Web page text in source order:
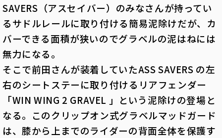
SAVERS（アスセイバー）のみなさんが持ってい
るサドルレールに取り付ける簡易泥除けだが、カ
バーできる面積が狭いのでグラベルの泥はねには
無力になる。
そこで前田さんが装着していたASS SAVERS の左
右のシートステーに取り付けるリアフェンダー
「WIN WING 2 GRAVEL 」という泥除けの登場と
なる。このクリップオン式グラベルマッドガード
は、膝から上までのライダーの背面全体を保護す